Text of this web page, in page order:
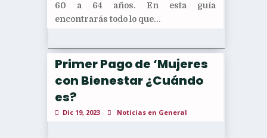
60 a 64 años. En esta guía
encontrarás todo lo que...
Primer Pago de ‘Mujeres
con Bienestar ¿Cuándo
es?
Dic 19, 2023 Noticias en General